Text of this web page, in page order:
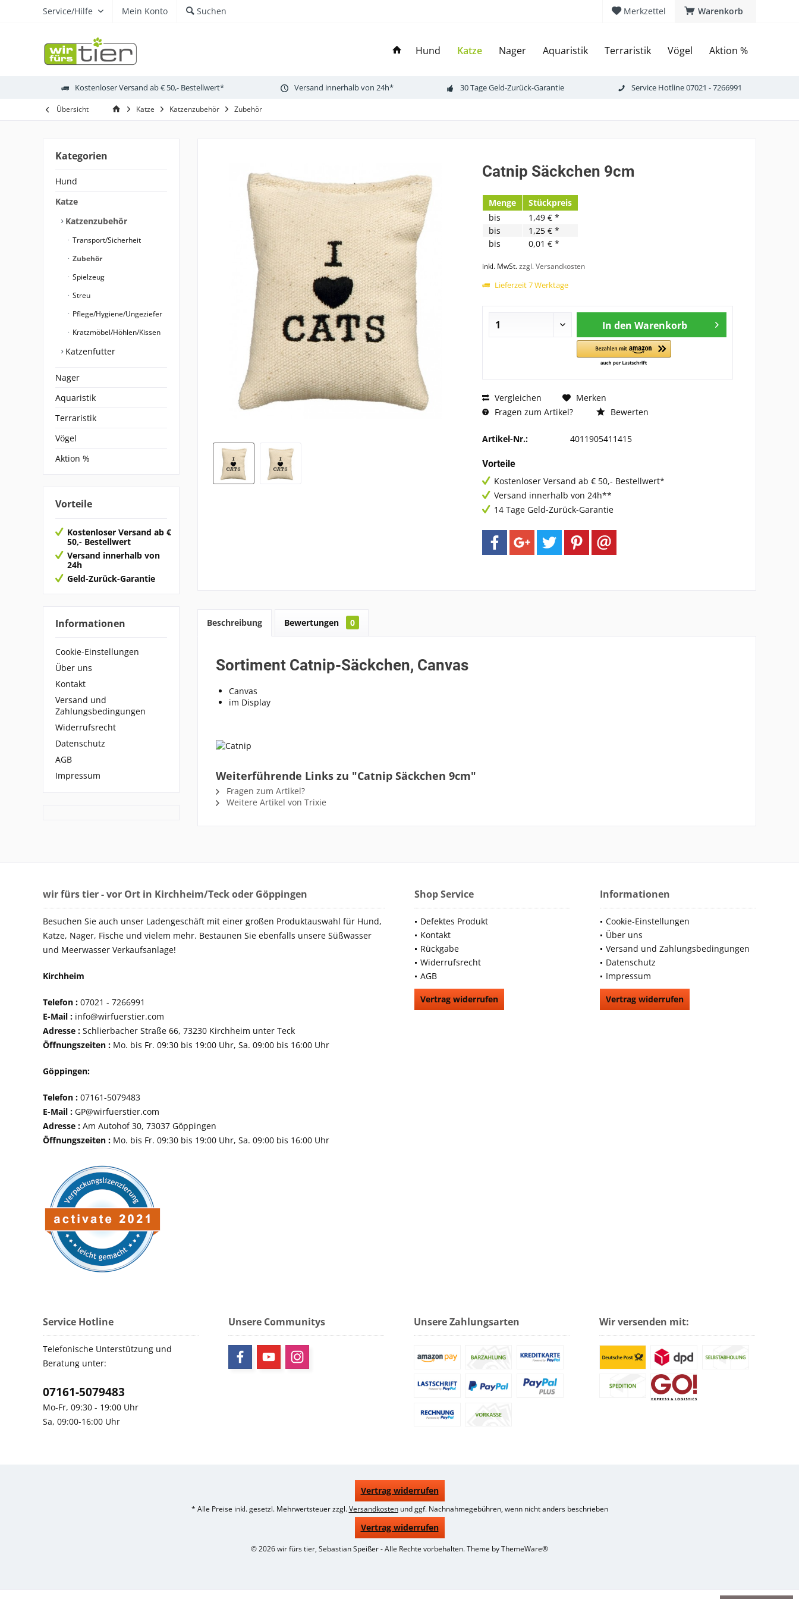
Warenkorb
Merkzettel
Service/Hilfe Mein Konto Suchen
Hund Katze Nager Aquaristik Terraristik Vögel Aktion %
Kostenloser Versand ab € 50,- Bestellwert* Versand innerhalb von 24h* 30 Tage Geld-Zurück-Garantie Service Hotline 07021 - 7266991
Übersicht Katze Katzenzubehör Zubehör
Kategorien
Hund
Katze
Katzenzubehör
Transport/Sicherheit
Zubehör
Spielzeug
Streu
Pflege/Hygiene/Ungeziefer
Kratzmöbel/Höhlen/Kissen
Katzenfutter
Nager
Aquaristik
Terraristik
Vögel
Aktion %
Vorteile
Kostenloser Versand ab €
50,- Bestellwert
Versand innerhalb von
24h
Geld-Zurück-Garantie
Informationen
Cookie-Einstellungen
Über uns
Kontakt
Versand und
Zahlungsbedingungen
Widerrufsrecht
Datenschutz
AGB
Impressum
Catnip Säckchen 9cm
Menge
Stückpreis
bis
1,49 € *
bis
1,25 € *
bis
0,01 € *
inkl. MwSt.zzgl. Versandkosten
Lieferzeit 7 Werktage
In den Warenkorb
Vergleichen
Merken
Fragen zum Artikel?
Bewerten
Artikel-Nr.: 4011905411415
Vorteile
Kostenloser Versand ab € 50,- Bestellwert*
Versand innerhalb von 24h**
14 Tage Geld-Zurück-Garantie
Beschreibung Bewertungen 0
Sortiment Catnip-Säckchen, Canvas
Canvas
im Display
Weiterführende Links zu "Catnip Säckchen 9cm"
Fragen zum Artikel?
Weitere Artikel von Trixie
wir fürs tier - vor Ort in Kirchheim/Teck oder Göppingen
Besuchen Sie auch unser Ladengeschäft mit einer großen Produktauswahl für Hund,
Katze, Nager, Fische und vielem mehr. Bestaunen Sie ebenfalls unsere Süßwasser
und Meerwasser Verkaufsanlage!
Kirchheim
Telefon : 07021 - 7266991
E-Mail : info@wirfuerstier.com
Adresse : Schlierbacher Straße 66, 73230 Kirchheim unter Teck
Öffnungszeiten : Mo. bis Fr. 09:30 bis 19:00 Uhr, Sa. 09:00 bis 16:00 Uhr
Göppingen:
Telefon : 07161-5079483
E-Mail : GP@wirfuerstier.com
Adresse : Am Autohof 30, 73037 Göppingen
Öffnungszeiten : Mo. bis Fr. 09:30 bis 19:00 Uhr, Sa. 09:00 bis 16:00 Uhr
Shop Service
Defektes Produkt
Kontakt
Rückgabe
Widerrufsrecht
AGB
Vertrag widerrufen
Informationen
Cookie-Einstellungen
Über uns
Versand und Zahlungsbedingungen
Datenschutz
Impressum
Vertrag widerrufen
Service Hotline
Telefonische Unterstützung und
Beratung unter:
07161-5079483
Mo-Fr, 09:30 - 19:00 Uhr
Sa, 09:00-16:00 Uhr
Unsere Communitys Unsere Zahlungsarten Wir versenden mit:
Vertrag widerrufen
* Alle Preise inkl. gesetzl. Mehrwertsteuer zzgl.Versandkostenund ggf. Nachnahmegebühren, wenn nicht anders beschrieben
Vertrag widerrufen
© 2026 wir fürs tier, Sebastian Speißer - Alle Rechte vorbehalten. Theme byThemeWare®